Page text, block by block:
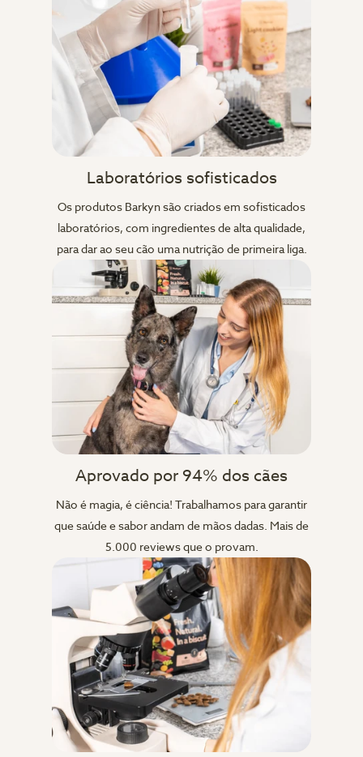
Laboratórios sofisticados
Os produtos Barkyn são criados em sofisticados
laboratórios, com ingredientes de alta qualidade,
para dar ao seu cão uma nutrição de primeira liga.
Aprovado por 94% dos cães
Não é magia, é ciência! Trabalhamos para garantir
que saúde e sabor andam de mãos dadas. Mais de
5.000 reviews que o provam.